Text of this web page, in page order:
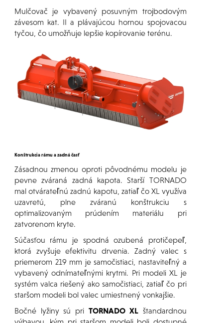
Mulčovač je vybavený posuvným trojbodovým
závesom kat. II a plávajúcou hornou spojovacou
tyčou, čo umožňuje lepšie kopírovanie terénu.
Konštrukcia rámu a zadná časť
Zásadnou zmenou oproti pôvodnému modelu je
pevne zváraná zadná kapota. Starší TORNADO
mal otvárateľnú zadnú kapotu, zatiaľ čo XL využíva
uzavretú, plne zváranú konštrukciu s
optimalizovaným prúdením materiálu pri
zatvorenom kryte.
Súčasťou rámu je spodná ozubená protičepeľ,
ktorá zvyšuje efektivitu drvenia. Zadný valec s
priemerom 219 mm je samočistiaci, nastaviteľný a
vybavený odnímateľnými krytmi. Pri modeli XL je
systém valca riešený ako samočistiaci, zatiaľ čo pri
staršom modeli bol valec umiestnený vonkajšie.
Bočné lyžiny sú priTORNADO XLštandardnou